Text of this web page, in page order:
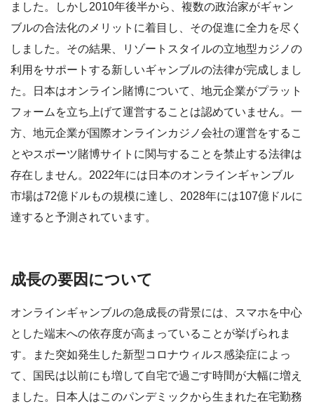
ました。しかし2010年後半から、複数の政治家がギャン
ブルの合法化のメリットに着目し、その促進に全力を尽く
しました。その結果、リゾートスタイルの立地型カジノの
利用をサポートする新しいギャンブルの法律が完成しまし
た。日本はオンライン賭博について、地元企業がプラット
フォームを立ち上げて運営することは認めていません。一
方、地元企業が国際オンラインカジノ会社の運営をするこ
とやスポーツ賭博サイトに関与することを禁止する法律は
存在しません。2022年には日本のオンラインギャンブル
市場は72億ドルもの規模に達し、2028年には107億ドルに
達すると予測されています。
成長の要因について
オンラインギャンブルの急成長の背景には、スマホを中心
とした端末への依存度が高まっていることが挙げられま
す。また突如発生した新型コロナウィルス感染症によっ
て、国民は以前にも増して自宅で過ごす時間が大幅に増え
ました。日本人はこのパンデミックから生まれた在宅勤務